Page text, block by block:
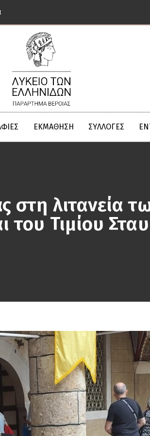
ΕΚΜΆΘΗΣΗ ΣΥΛΛΟΓΈΣ
στη λιτανεία
του Τιμίου